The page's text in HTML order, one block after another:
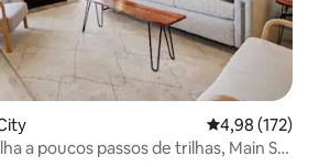
4,98 de uma
4,98 (172)
a poucos passos de trilhas, Main St |